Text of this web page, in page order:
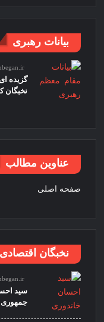
بیانات رهبری
گزیده
نخبگان
عناوین مطالب
صفحه اصلی
نخبگان اقتصادی
سید
جمهوری